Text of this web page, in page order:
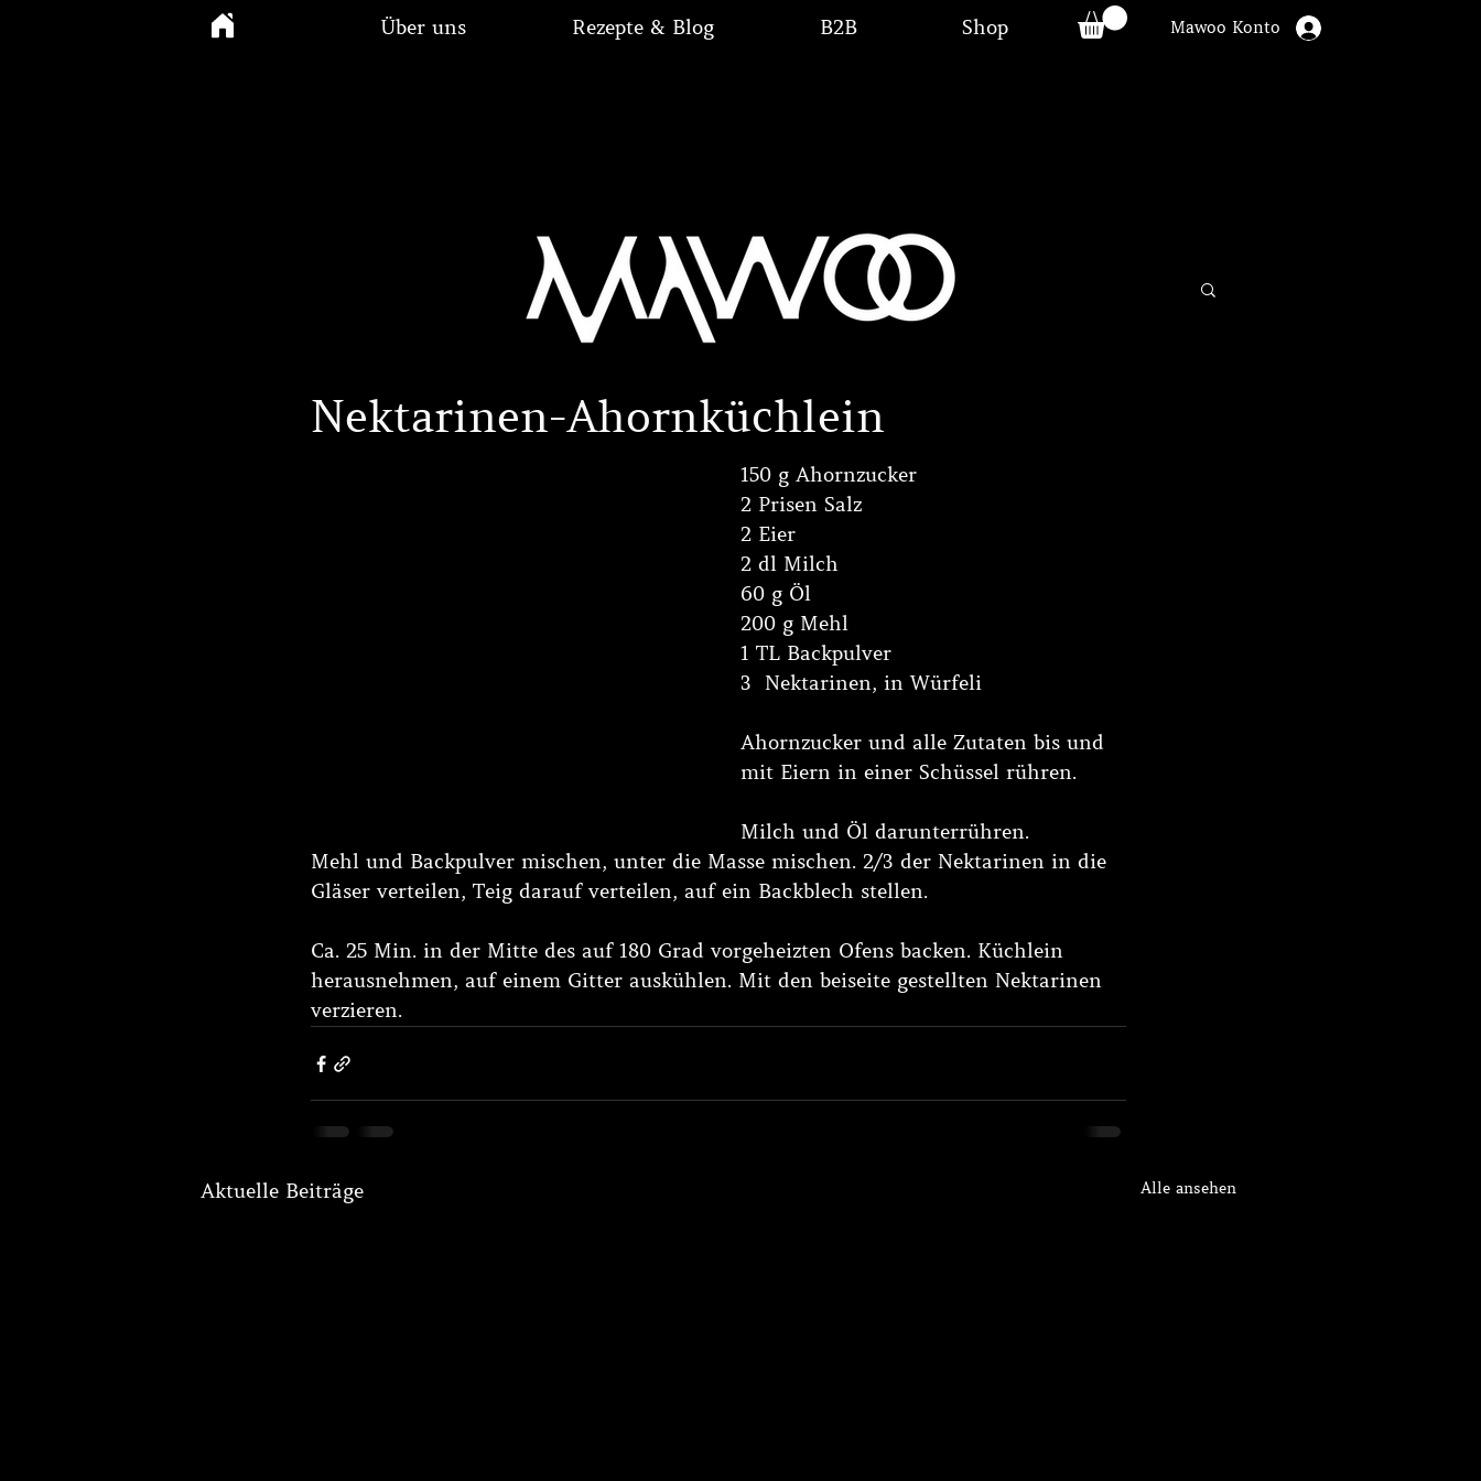
Über uns Rezepte & Blog B2B Shop Mawoo Konto
Nektarinen-Ahornküchlein
150 g Ahornzucker
2 Prisen Salz
2 Eier
2 dl Milch
60 g Öl
200 g Mehl
1 TL Backpulver
3  Nektarinen, in Würfeli
Ahornzucker und alle Zutaten bis und
mit Eiern in einer Schüssel rühren.
Milch und Öl darunterrühren.
Mehl und Backpulver mischen, unter die Masse mischen. 2/3 der Nektarinen in die
Gläser verteilen, Teig darauf verteilen, auf ein Backblech stellen.
Ca. 25 Min. in der Mitte des auf 180 Grad vorgeheizten Ofens backen. Küchlein
herausnehmen, auf einem Gitter auskühlen. Mit den beiseite gestellten Nektarinen
verzieren.
Aktuelle Beiträge Alle ansehen